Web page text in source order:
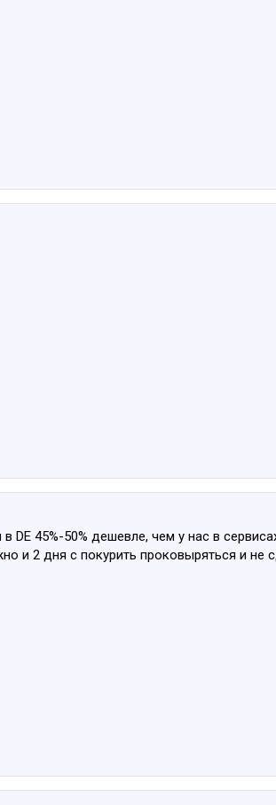
DE 45%-50% дешевле, чем у нас в
и 2 дня с покурить проковыряться и не